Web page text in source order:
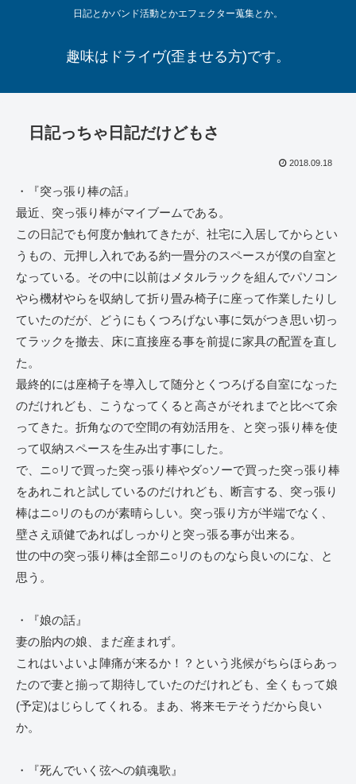
日記とかバンド活動とかエフェクター蒐集とか。
趣味はドライヴ(歪ませる方)です。
日記っちゃ日記だけどもさ
2018.09.18
・『突っ張り棒の話』
最近、突っ張り棒がマイブームである。
この日記でも何度か触れてきたが、社宅に入居してからとい
うもの、元押し入れである約一畳分のスペースが僕の自室と
なっている。その中に以前はメタルラックを組んでパソコン
やら機材やらを収納して折り畳み椅子に座って作業したりし
ていたのだが、どうにもくつろげない事に気がつき思い切っ
てラックを撤去、床に直接座る事を前提に家具の配置を直し
た。
最終的には座椅子を導入して随分とくつろげる自室になった
のだけれども、こうなってくると高さがそれまでと比べて余
ってきた。折角なので空間の有効活用を、と突っ張り棒を使
って収納スペースを生み出す事にした。
で、ニ○リで買った突っ張り棒やダ○ソーで買った突っ張り棒
をあれこれと試しているのだけれども、断言する、突っ張り
棒はニ○リのものが素晴らしい。突っ張り方が半端でなく、
壁さえ頑健であればしっかりと突っ張る事が出来る。
世の中の突っ張り棒は全部ニ○リのものなら良いのにな、と
思う。
・『娘の話』
妻の胎内の娘、まだ産まれず。
これはいよいよ陣痛が来るか！？という兆候がちらほらあっ
たので妻と揃って期待していたのだけれども、全くもって娘
(予定)はじらしてくれる。まあ、将来モテそうだから良い
か。
・『死んでいく弦への鎮魂歌』